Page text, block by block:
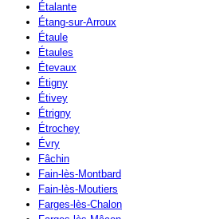
Étalante
Étang-sur-Arroux
Étaule
Étaules
Étevaux
Étigny
Étivey
Étrigny
Étrochey
Évry
Fâchin
Fain-lès-Montbard
Fain-lès-Moutiers
Farges-lès-Chalon